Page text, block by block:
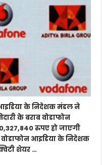
के निदेशक मंडल ने
के बराब वोडाफोन
रुपए हो जाएगी
वोडाफोन आइडिया के निदेशक
शेयर …